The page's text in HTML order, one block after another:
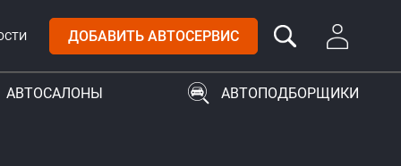
ДОБАВИТЬ АВТОСЕРВИС
АВТОСАЛОНЫ АВТОПОДБОРЩИКИ